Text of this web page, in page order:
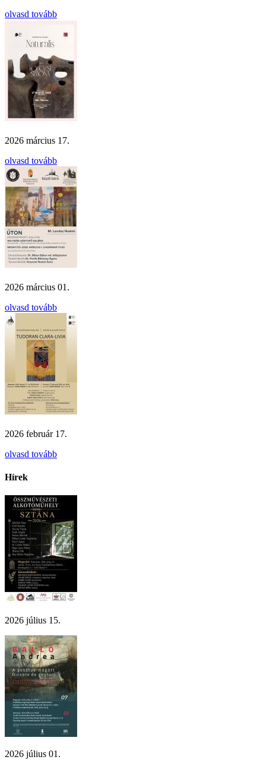
olvasd tovább
2026 március 17.
olvasd tovább
2026 március 01.
olvasd tovább
2026 február 17.
olvasd tovább
Hírek
2026 július 15.
2026 július 01.